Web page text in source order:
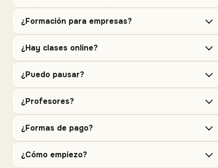
¿Formación para empresas?
¿Hay clases online?
¿Puedo pausar?
¿Profesores?
¿Formas de pago?
¿Cómo empiezo?